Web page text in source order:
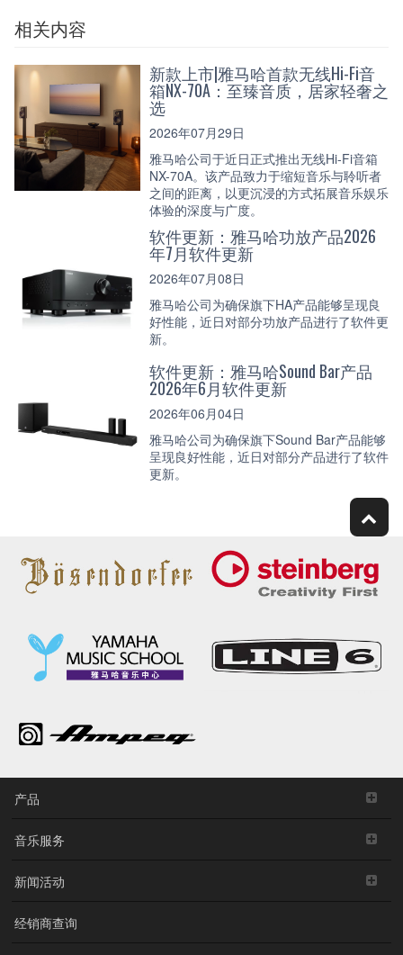
相关内容
新款上市|雅马哈首款无线Hi-Fi音
箱NX-70A：至臻音质，居家轻奢之
选
2026年07月29日
雅马哈公司于近日正式推出无线Hi-Fi音箱
NX-70A。该产品致力于缩短音乐与聆听者
之间的距离，以更沉浸的方式拓展音乐娱乐
体验的深度与广度。
软件更新：雅马哈功放产品2026
年7月软件更新
2026年07月08日
雅马哈公司为确保旗下HA产品能够呈现良
好性能，近日对部分功放产品进行了软件更
新。
软件更新：雅马哈Sound Bar产品
2026年6月软件更新
2026年06月04日
雅马哈公司为确保旗下Sound Bar产品能够
呈现良好性能，近日对部分产品进行了软件
更新。
产品
音乐服务
新闻活动
经销商查询